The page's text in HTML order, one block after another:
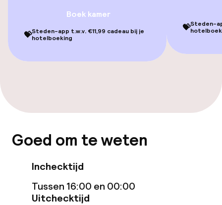
Fitnessruimte / gym
Entertainment
Tuin
Terras
Eet- en drinkgelegenheden
Restaurant
Boek kamer
💝Steden-app t.w.v. €11,99 cadeau bij je
hotelboeking
💝Steden-
Goed om te weten
Inchecktijd
Tussen 16:00 en 00:00
Uitchecktijd